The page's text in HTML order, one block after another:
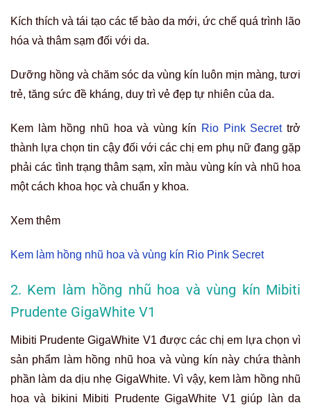
Kích thích và tái tạo các tế bào da mới, ức chế quá trình lão
hóa và thâm sạm đối với da.
Dưỡng hồng và chăm sóc da vùng kín luôn mịn màng, tươi
trẻ, tăng sức đề kháng, duy trì vẻ đẹp tự nhiên của da.
Kem làm hồng nhũ hoa và vùng kín Rio Pink Secrettrở
thành lựa chọn tin cậy đối với các chị em phụ nữ đang gặp
phải các tình trạng thâm sạm, xỉn màu vùng kín và nhũ hoa
một cách khoa học và chuẩn y khoa.
Xem thêm
Kem làm hồng nhũ hoa và vùng kín Rio Pink Secret
2. Kem làm hồng nhũ hoa và vùng kín Mibiti
Prudente GigaWhite V1
Mibiti Prudente GigaWhite V1 được các chị em lựa chọn vì
sản phẩm làm hồng nhũ hoa và vùng kín này chứa thành
phần làm da dịu nhẹ GigaWhite. Vì vậy, kem làm hồng nhũ
hoa và bikini Mibiti Prudente GigaWhite V1 giúp làn da